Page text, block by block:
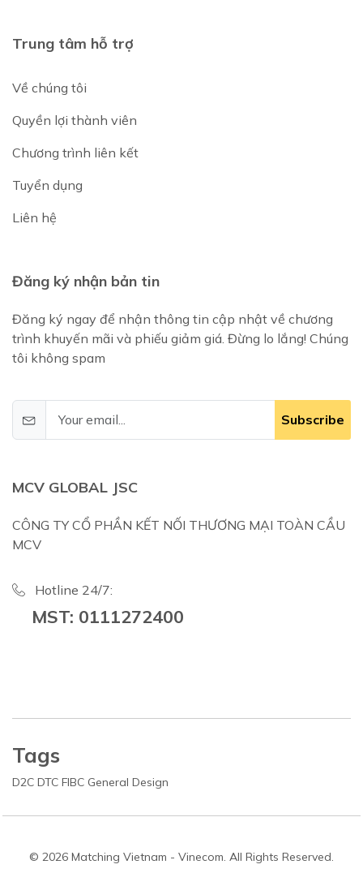
Trung tâm hỗ trợ
Về chúng tôi
Quyền lợi thành viên
Chương trình liên kết
Tuyển dụng
Liên hệ
Đăng ký nhận bản tin
Đăng ký ngay để nhận thông tin cập nhật về chương
trình khuyến mãi và phiếu giảm giá. Đừng lo lắng! Chúng
tôi không spam
Subscribe
MCV GLOBAL JSC
CÔNG TY CỔ PHẦN KẾT NỐI THƯƠNG MẠI TOÀN CẦU
MCV
Hotline 24/7:
MST: 0111272400
Tags
D2C DTC FIBC General Design
© 2026 Matching Vietnam - Vinecom. All Rights Reserved.